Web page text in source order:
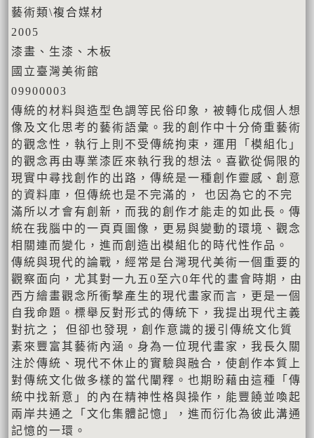
藝術類\複合媒材
2005
漆畫、生漆、木板
國立臺灣美術館
09900003
傳統的材料與造型色調等民俗印象，被轉化成個人想
像及文化思考的藝術語彙。我的創作中十分倚重藝術
的觀念性，執行上則不受傳統拘束，運用「模組化」
的觀念再由專業漆匠來執行我的想法。喜歡從侷限的
現實中尋找創作的出路，傳統是一種創作靈感、創意
的資料庫，但傳統也是不完滿的， 也因為它的不完
滿所以才會有創新，而我的創作才能走的如此長。傳
統在我腦中的一頁頁圖像，更易與變動的環境、觀念
相關連而變化，進而創造出模組化的時代性作品。
傳統與現代的論戰，經常是台灣現代美術一個重要的
觀察面向，尤其對一九五0至六0年代的畫會時期，由
西方繪畫觀念所衝撃產生的現代畫家而言，更是一個
自我命題。標舉反對形式的傳統下，我提出現代主義
對抗之； 但卻也發現，創作意識的援引傳統文化質
素來豐富其藝術內涵。身為一位現代畫家，我長久關
注於傳統、現代不休止的實驗與融合，使創作本質上
對傳統文化做多樣的當代闡釋。也期盼藉由這種「傳
統中找新意」的內在精神性格與操作，能豐饒並喚起
兩岸共通之「文化集體記憶」，進而衍化為彼此溝通
記憶的一環。